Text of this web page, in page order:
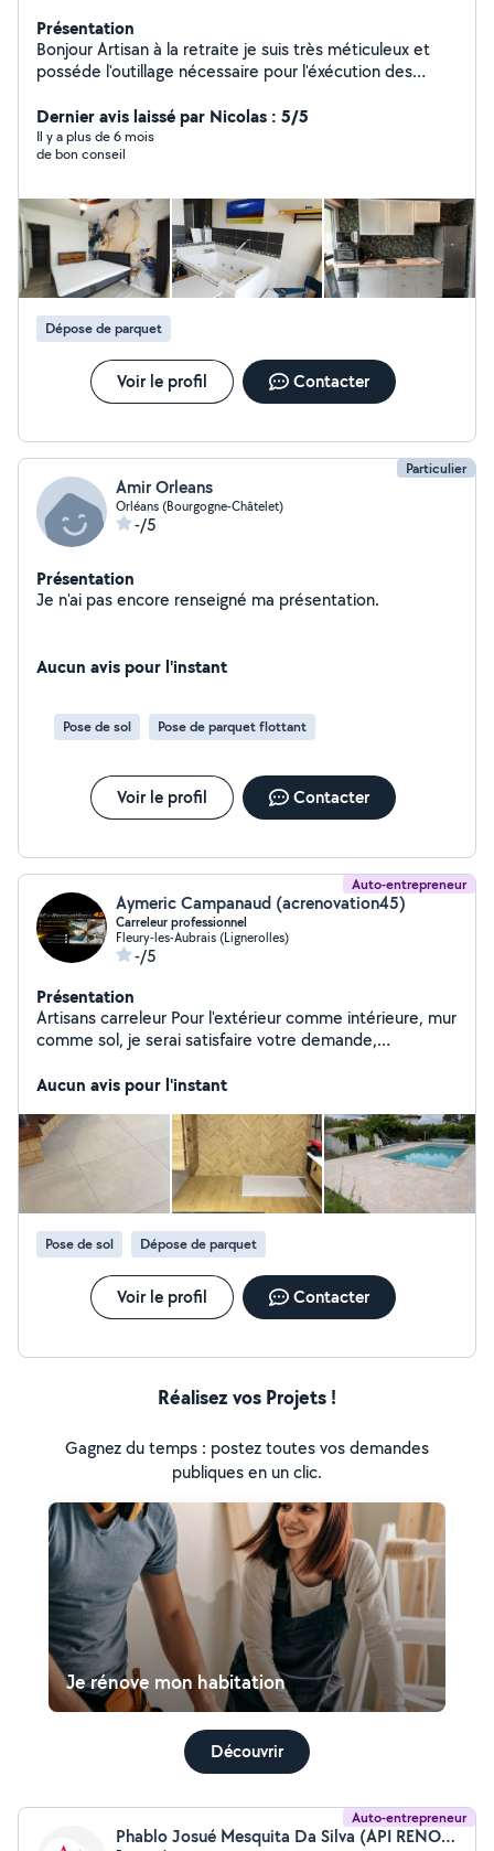
Présentation
Bonjour Artisan à la retraite je suis très méticuleux et
posséde l'outillage nécessaire pour l'éxécution des
Grande expérience dans le montage de cuisine et
meubles. Pose de parquet flottant.
Dernier avis laissé par Nicolas : 5/5
Il y a plus de 6 mois
de bon conseil
Dépose de parquet
Voir le profil Contacter
Particulier
Amir Orleans
Orléans (Bourgogne-Châtelet)
-/5
Présentation
Je n'ai pas encore renseigné ma présentation.
Aucun avis pour l'instant
Pose de sol Pose de parquet flottant
Voir le profil Contacter
Auto-entrepreneur
Aymeric Campanaud (acrenovation45)
Carreleur professionnel
Fleury-les-Aubrais (Lignerolles)
-/5
Présentation
Artisans carreleur Pour l'extérieur comme intérieure, mur
comme sol, je serai satisfaire votre demande,
faïence et pose de carrelage sol Je pose aussi tout se
très ponctuel, je serais satisfait votre demande,
n'hésitez pas à me contacter, je réponds rapidement
Devis sur mesure.
Aucun avis pour l'instant
Pose de sol Dépose de parquet
Voir le profil Contacter
Réalisez vos Projets !
Gagnez du temps : postez toutes vos demandes
publiques en un clic.
Je rénove mon habitation
Découvrir
Auto-entrepreneur
Phablo Josué Mesquita Da Silva (API RENOVATION)